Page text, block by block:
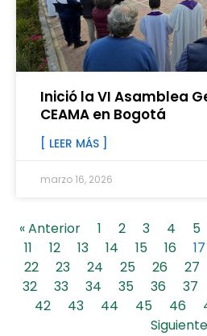
Inició la VI Asamblea
CEAMA en Bogotá
[ LEER MÁS ]
marzo 16, 2026
« Anterior 1 2 3 4 5
11
12 13 14 15 16 17
22
23 24 25 26 27
32
33 34 35 36 37
42
43 44 45 46